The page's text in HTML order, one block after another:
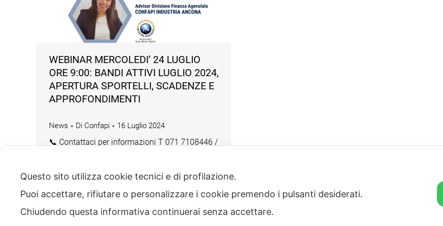
WEBINAR MERCOLEDI’ 24 LUGLIO
ORE 9:00: BANDI ATTIVI LUGLIO 2024,
APERTURA SPORTELLI, SCADENZE E
APPROFONDIMENTI
News Di Confapi 16 Luglio 2024
📞 Contattaci per informazioni T 071 7108446 /
#webinabandiregionemarche
#webinarcreditodimposta5.0 #bandoPMI
Questo sito utilizza cookie tecnici e di profilazione.
Puoi accettare, rifiutare o personalizzare i cookie premendo i pulsanti desiderati.
Chiudendo questa informativa continuerai senza accettare.